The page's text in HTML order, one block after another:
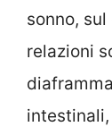
sonno,
relazioni